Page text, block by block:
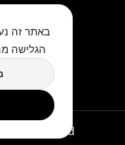
Reserved
באתר זה
הגלישה